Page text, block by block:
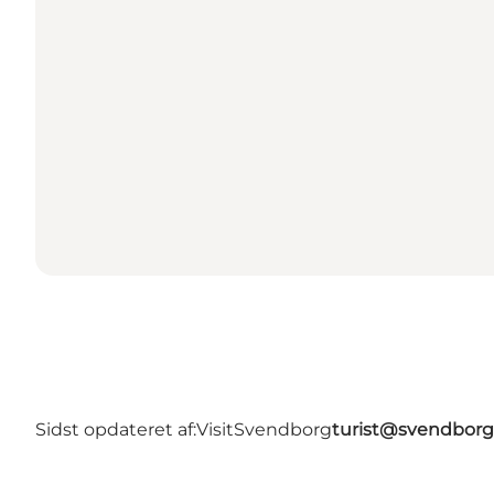
Sidst opdateret af:VisitSvendborg